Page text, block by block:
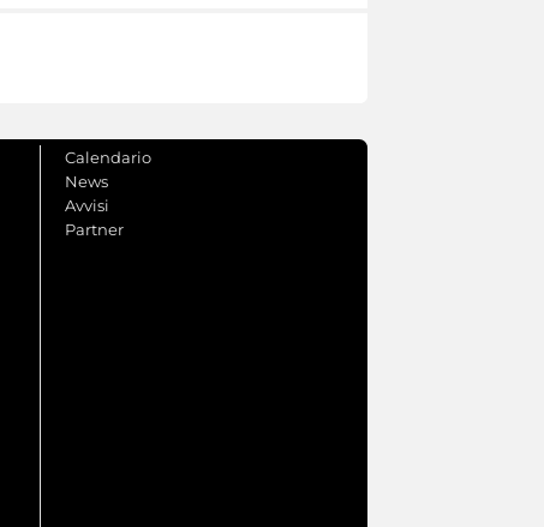
Calendario
News
Avvisi
Partner